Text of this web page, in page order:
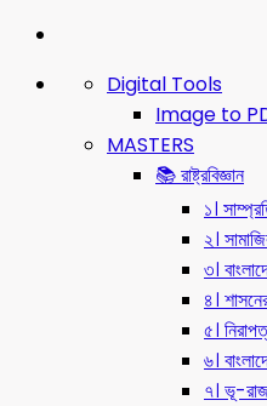
Digital Tools
Image to
MASTERS
📚 রাষ্ট্রবিজ্ঞান
১।
২।
৩।
৪।
৫।
৬।
৭। ভূ-